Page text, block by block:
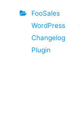
FooSales
WordPress
Changelog
Plugin